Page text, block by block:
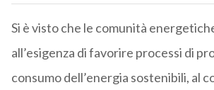
Si è visto che le comunità
all’esigenza di favorire processi di
consumo dell’energia sostenibili, al